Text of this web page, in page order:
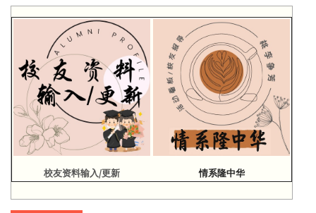
校友资料输入/更新 情系隆中华